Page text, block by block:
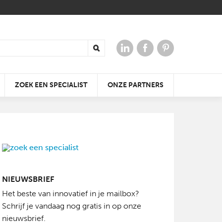
DE KLEIDAKPAN DIE ALTIJD
KRACHTIGE
WIN TICKETS VOOR
ZOEK EEN SPECIALIST ONZE PARTNERS
NIEUWSBRIEF
Het beste van innovatief in je mailbox?
Schrijf je vandaag nog gratis in op onze
nieuwsbrief.